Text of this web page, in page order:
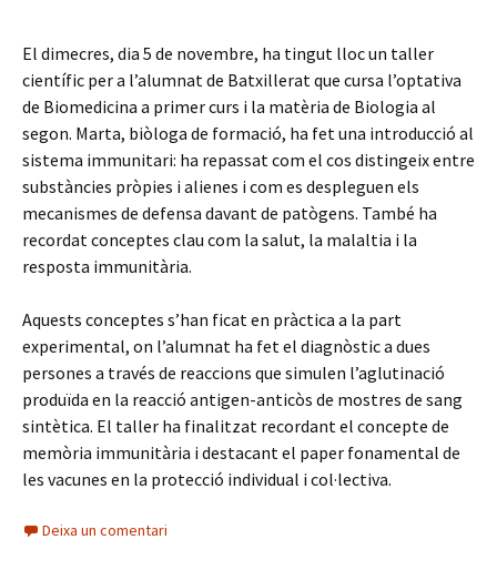
El dimecres, dia 5 de novembre, ha tingut lloc un taller
científic per a l’alumnat de Batxillerat que cursa l’optativa
de Biomedicina a primer curs i la matèria de Biologia al
segon. Marta, biòloga de formació, ha fet una introducció al
sistema immunitari: ha repassat com el cos distingeix entre
substàncies pròpies i alienes i com es despleguen els
mecanismes de defensa davant de patògens. També ha
recordat conceptes clau com la salut, la malaltia i la
resposta immunitària.
Aquests conceptes s’han ficat en pràctica a la part
experimental, on l’alumnat ha fet el diagnòstic a dues
persones a través de reaccions que simulen l’aglutinació
produïda en la reacció antigen-anticòs de mostres de sang
sintètica. El taller ha finalitzat recordant el concepte de
memòria immunitària i destacant el paper fonamental de
les vacunes en la protecció individual i col·lectiva.
Deixa un comentari